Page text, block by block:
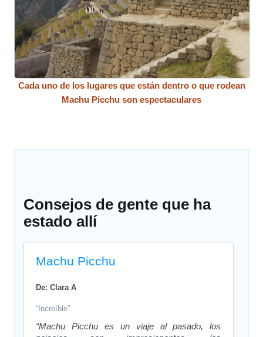
Cada uno de los lugares que están dentro o que rodean
Machu Picchu son espectaculares
Consejos de gente que ha
estado allí
Machu Picchu
De: Clara A
“Increíble”
“Machu Picchu es un viaje al pasado, los